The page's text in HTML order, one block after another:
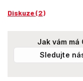
Diskuze (2)
Jak vám má
Sledujte